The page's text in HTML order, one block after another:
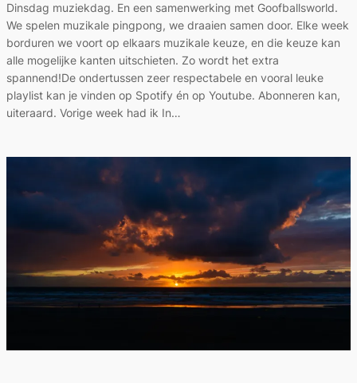
Dinsdag muziekdag. En een samenwerking met Goofballsworld.
We spelen muzikale pingpong, we draaien samen door. Elke week
borduren we voort op elkaars muzikale keuze, en die keuze kan
alle mogelijke kanten uitschieten. Zo wordt het extra
spannend!De ondertussen zeer respectabele en vooral leuke
playlist kan je vinden op Spotify én op Youtube. Abonneren kan,
uiteraard. Vorige week had ik In…